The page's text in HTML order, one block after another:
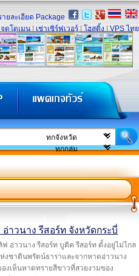
ายละเอียด Package
จดโดเมน เช่าเซิร์ฟเวอร์ โฮสติ้ง VPS ไทย
อ่าวนาง รีสอร์ท จังหวัดกระบี่
ฟ อ่าวนาง รีสอร์ท บูติค รีสอร์ท ตั้งอยู่ไม่ไกล
งชาตินพรัตน์ธาราและจากหาดอ่าวนาง
งเห็นหาดทรายสีขาวที่สวยงามของ